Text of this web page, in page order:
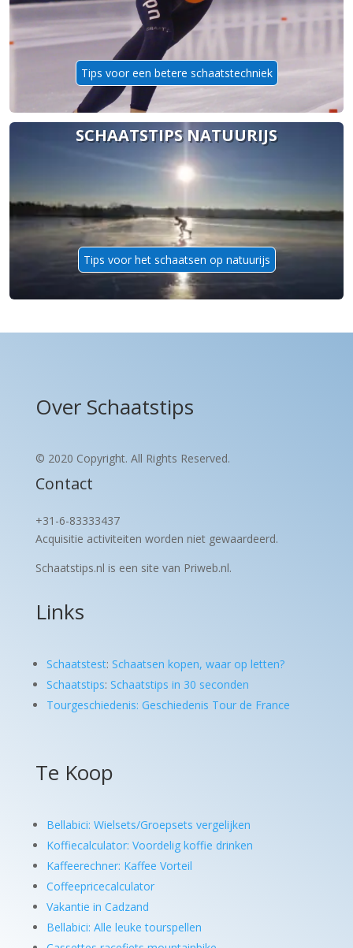
Tips voor een betere schaatstechniek
SCHAATSTIPS NATUURIJS
Tips voor het schaatsen op natuurijs
Over Schaatstips
© 2020 Copyright. All Rights Reserved.
Contact
+31-6-83333437
Acquisitie activiteiten worden niet gewaardeerd.
Schaatstips.nl is een site van Priweb.nl.
Links
Schaatstest: Schaatsen kopen, waar op letten?
Schaatstips: Schaatstips in 30 seconden
Tourgeschiedenis: Geschiedenis Tour de France
Te Koop
Bellabici: Wielsets/Groepsets vergelijken
Koffiecalculator: Voordelig koffie drinken
Kaffeerechner: Kaffee Vorteil
Coffeepricecalculator
Vakantie in Cadzand
Bellabici: Alle leuke tourspellen